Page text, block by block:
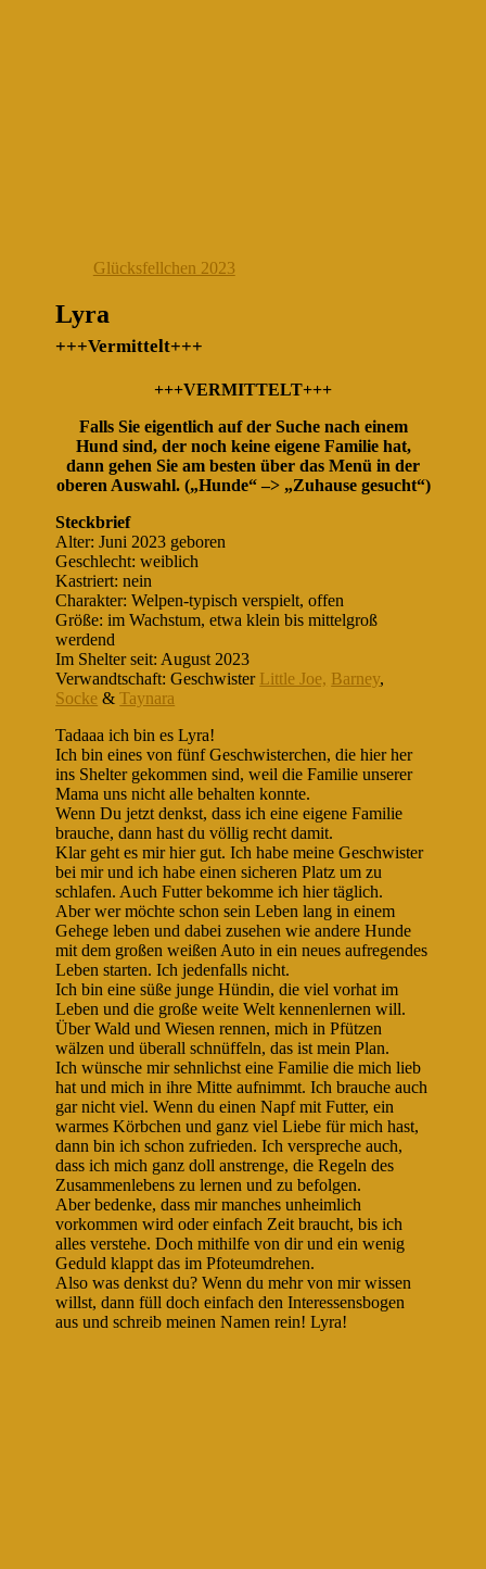
Glücksfellchen 2023
Lyra
+++Vermittelt+++
+++VERMITTELT+++
Falls Sie eigentlich auf der Suche nach einem
Hund sind, der noch keine eigene Familie hat,
dann gehen Sie am besten über das Menü in der
oberen Auswahl. („Hunde“ –> „Zuhause gesucht“)
Steckbrief
Alter: Juni 2023 geboren
Geschlecht: weiblich
Kastriert: nein
Charakter: Welpen-typisch verspielt, offen
Größe: im Wachstum, etwa klein bis mittelgroß
werdend
Im Shelter seit: August 2023
Verwandtschaft: Geschwister Little Joe, Barney,
Socke &Taynara
Tadaaa ich bin es Lyra!
Ich bin eines von fünf Geschwisterchen, die hier her
ins Shelter gekommen sind, weil die Familie unserer
Mama uns nicht alle behalten konnte.
Wenn Du jetzt denkst, dass ich eine eigene Familie
brauche, dann hast du völlig recht damit.
Klar geht es mir hier gut. Ich habe meine Geschwister
bei mir und ich habe einen sicheren Platz um zu
schlafen. Auch Futter bekomme ich hier täglich.
Aber wer möchte schon sein Leben lang in einem
Gehege leben und dabei zusehen wie andere Hunde
mit dem großen weißen Auto in ein neues aufregendes
Leben starten. Ich jedenfalls nicht.
Ich bin eine süße junge Hündin, die viel vorhat im
Leben und die große weite Welt kennenlernen will.
Über Wald und Wiesen rennen, mich in Pfützen
wälzen und überall schnüffeln, das ist mein Plan.
Ich wünsche mir sehnlichst eine Familie die mich lieb
hat und mich in ihre Mitte aufnimmt. Ich brauche auch
gar nicht viel. Wenn du einen Napf mit Futter, ein
warmes Körbchen und ganz viel Liebe für mich hast,
dann bin ich schon zufrieden. Ich verspreche auch,
dass ich mich ganz doll anstrenge, die Regeln des
Zusammenlebens zu lernen und zu befolgen.
Aber bedenke, dass mir manches unheimlich
vorkommen wird oder einfach Zeit braucht, bis ich
alles verstehe. Doch mithilfe von dir und ein wenig
Geduld klappt das im Pfoteumdrehen.
Also was denkst du? Wenn du mehr von mir wissen
willst, dann füll doch einfach den Interessensbogen
aus und schreib meinen Namen rein! Lyra!